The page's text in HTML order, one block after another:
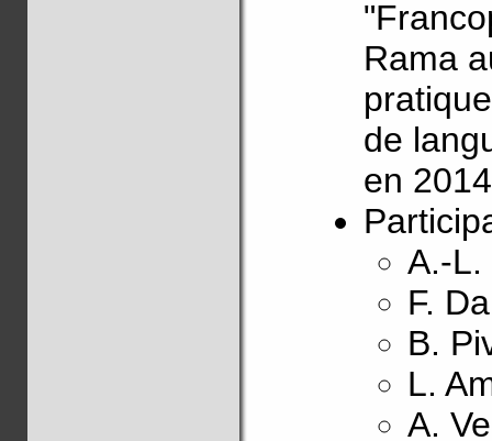
Rama
de
en
A.-L.
F.
B.
L.
A.